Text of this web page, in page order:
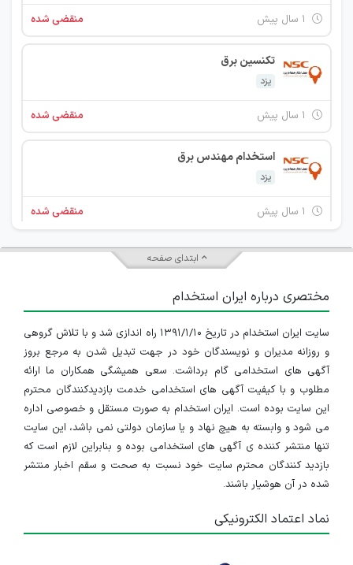
منقضی شده
تکنسین برق
یزد
منقضی شده
استخدام مهندس برق
یزد
منقضی شده
استخدام اپراتور تولید
۱ سال پیش منقضی شده
استخدام نگهبان و انتظامات
یزد
۱ سال پیش منقضی شده
انباردار
یزد
ابتدای صفحه
مختصری درباره ایران استخدام
سایت ایران استخدام در تاریخ ۱۳۹۱/۱/۱۰ راه اندازی شد و با تلاش گروهی
و روزانه مدیران و نویسندگان خود در جهت تبدیل شدن به مرجع بروز
آگهی های استخدامی گام برداشت. سعی همیشگی همکاران ما ارائه
مطلوب و با کیفیت آگهی های استخدامی خدمت بازدیدکنندگان محترم
این سایت بوده است. ایران استخدام به صورت مستقل و خصوصی اداره
می شود و وابسته به هیچ نهاد و یا سازمان دولتی نمی باشد، این سایت
تنها منتشر کننده ی آگهی های استخدامی بوده و بنابراین لازم است که
بازدید کنندگان محترم سایت خود نسبت به صحت و سقم اخبار منتشر
شده در آن هوشیار باشند.
نماد اعتماد الکترونیکی